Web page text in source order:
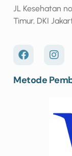
JL Kesehatan
Timur, DKI
Metode